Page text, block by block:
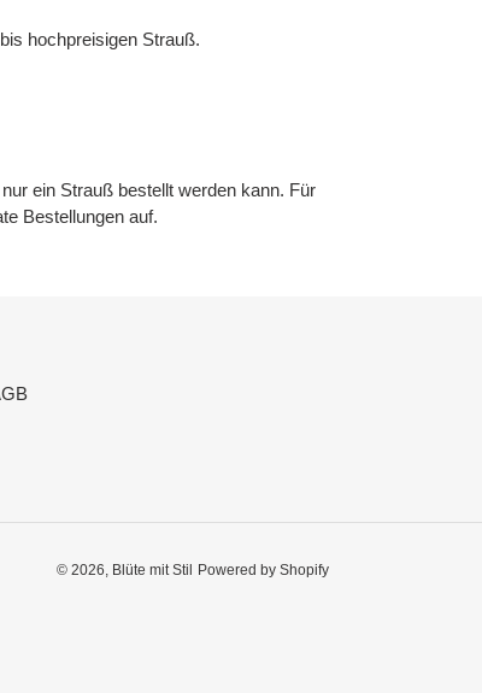
hochpreisigen Strauß.
ein Strauß bestellt werden kann. Für
Bestellungen auf.
© 2026, Blüte mit Stil Powered by Shopify